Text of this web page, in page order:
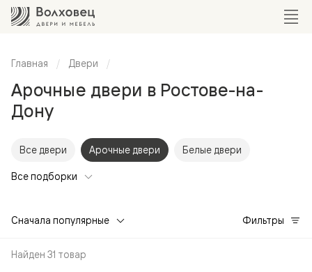
Главная Двери
Арочные двери в Ростове-на-
Дону
Все двери Арочные двери Белые двери
Все подборки
Сначала популярные Фильтры
Найден 31 товар